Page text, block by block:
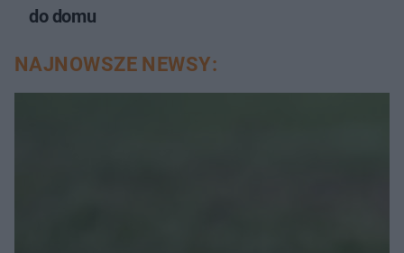
do domu
NAJNOWSZE NEWSY: